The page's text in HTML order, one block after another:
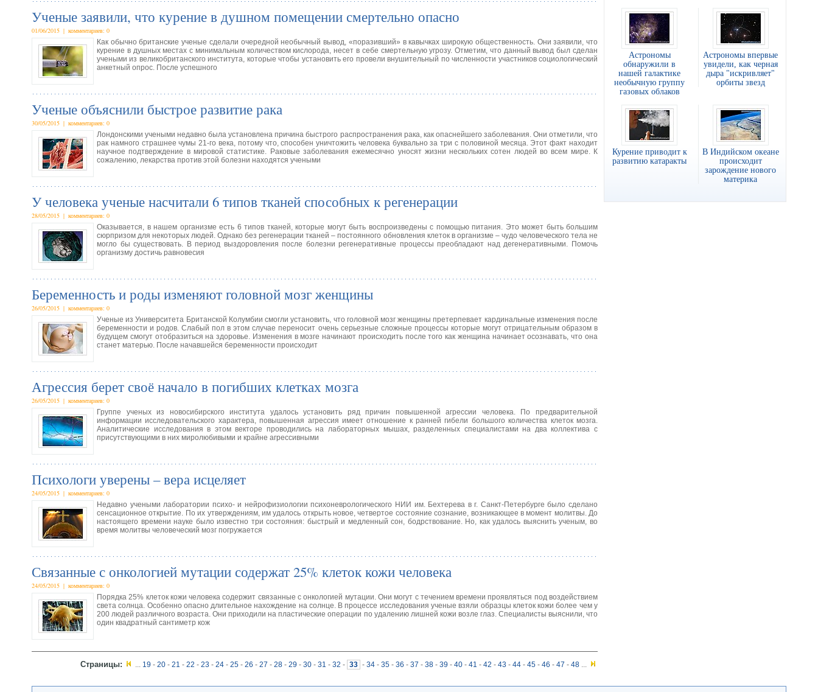
Ученые заявили, что курение в душном помещении смертельно опасно
01/06/2015 | комментариев: 0
Как обычно британские ученые сделали очередной необычный вывод, «поразивший» в кавычках широкую общественность. Они заявили, что
курение в душных местах с минимальным количеством кислорода, несет в себе смертельную угрозу. Отметим, что данный вывод был сделан
учеными из великобританского института, которые чтобы установить его провели внушительный по численности участников социологический
анкетный опрос. После успешного
Ученые объяснили быстрое развитие рака
30/05/2015 | комментариев: 0
Лондонскими учеными недавно была установлена причина быстрого распространения рака, как опаснейшего заболевания. Они отметили, что
рак намного страшнее чумы 21-го века, потому что, способен уничтожить человека буквально за три с половиной месяца. Этот факт находит
научное подтверждение в мировой статистике. Раковые заболевания ежемесячно уносят жизни нескольких сотен людей во всем мире. К
сожалению, лекарства против этой болезни находятся учеными
У человека ученые насчитали 6 типов тканей способных к регенерации
28/05/2015 | комментариев: 0
Оказывается, в нашем организме есть 6 типов тканей, которые могут быть воспроизведены с помощью питания. Это может быть большим
сюрпризом для некоторых людей. Однако без регенерации тканей – постоянного обновления клеток в организме – чудо человеческого тела не
могло бы существовать. В период выздоровления после болезни регенеративные процессы преобладают над дегенеративными. Помочь
организму достичь равновесия
Беременность и роды изменяют головной мозг женщины
26/05/2015 | комментариев: 0
Ученые из Университета Британской Колумбии смогли установить, что головной мозг женщины претерпевает кардинальные изменения после
беременности и родов. Слабый пол в этом случае переносит очень серьезные сложные процессы которые могут отрицательным образом в
будущем смогут отобразиться на здоровье. Изменения в мозге начинают происходить после того как женщина начинает осознавать, что она
станет матерью. После начавшейся беременности происходит
Агрессия берет своё начало в погибших клетках мозга
26/05/2015 | комментариев: 0
Группе ученых из новосибирского института удалось установить ряд причин повышенной агрессии человека. По предварительной
информации исследовательского характера, повышенная агрессия имеет отношение к ранней гибели большого количества клеток мозга.
Аналитические исследования в этом векторе проводились на лабораторных мышах, разделенных специалистами на два коллектива с
присутствующими в них миролюбивыми и крайне агрессивными
Психологи уверены – вера исцеляет
24/05/2015 | комментариев: 0
Недавно учеными лаборатории психо- и нейрофизиологии психоневрологического НИИ им. Бехтерева в г. Санкт-Петербурге было сделано
сенсационное открытие. По их утверждениям, им удалось открыть новое, четвертое состояние сознание, возникающее в момент молитвы. До
настоящего времени науке было известно три состояния: быстрый и медленный сон, бодрствование. Но, как удалось выяснить ученым, во
время молитвы человеческий мозг погружается
Связанные с онкологией мутации содержат 25% клеток кожи человека
24/05/2015 | комментариев: 0
Порядка 25% клеток кожи человека содержит связанные с онкологией мутации. Они могут с течением времени проявляться под воздействием
света солнца. Особенно опасно длительное нахождение на солнце. В процессе исследования ученые взяли образцы клеток кожи более чем у
200 людей различного возраста. Они приходили на пластические операции по удалению лишней кожи возле глаз. Специалисты выяснили, что
один квадратный сантиметр кож
Страницы: ... 19 - 20 - 21 - 22 - 23 - 24 - 25 - 26 - 27 - 28 - 29 - 30 - 31 - 32 - 33 - 34 - 35 - 36 - 37 - 38 - 39 - 40 - 41 - 42 - 43 - 44 - 45 - 46 - 47 - 48 ...
Астрономы
обнаружили в
нашей галактике
необычную группу
газовых облаков
Астрономы впервые
увидели, как черная
дыра "искривляет"
орбиты звезд
Курение приводит к
развитию катаракты
В Индийском океане
происходит
зарождение нового
материка